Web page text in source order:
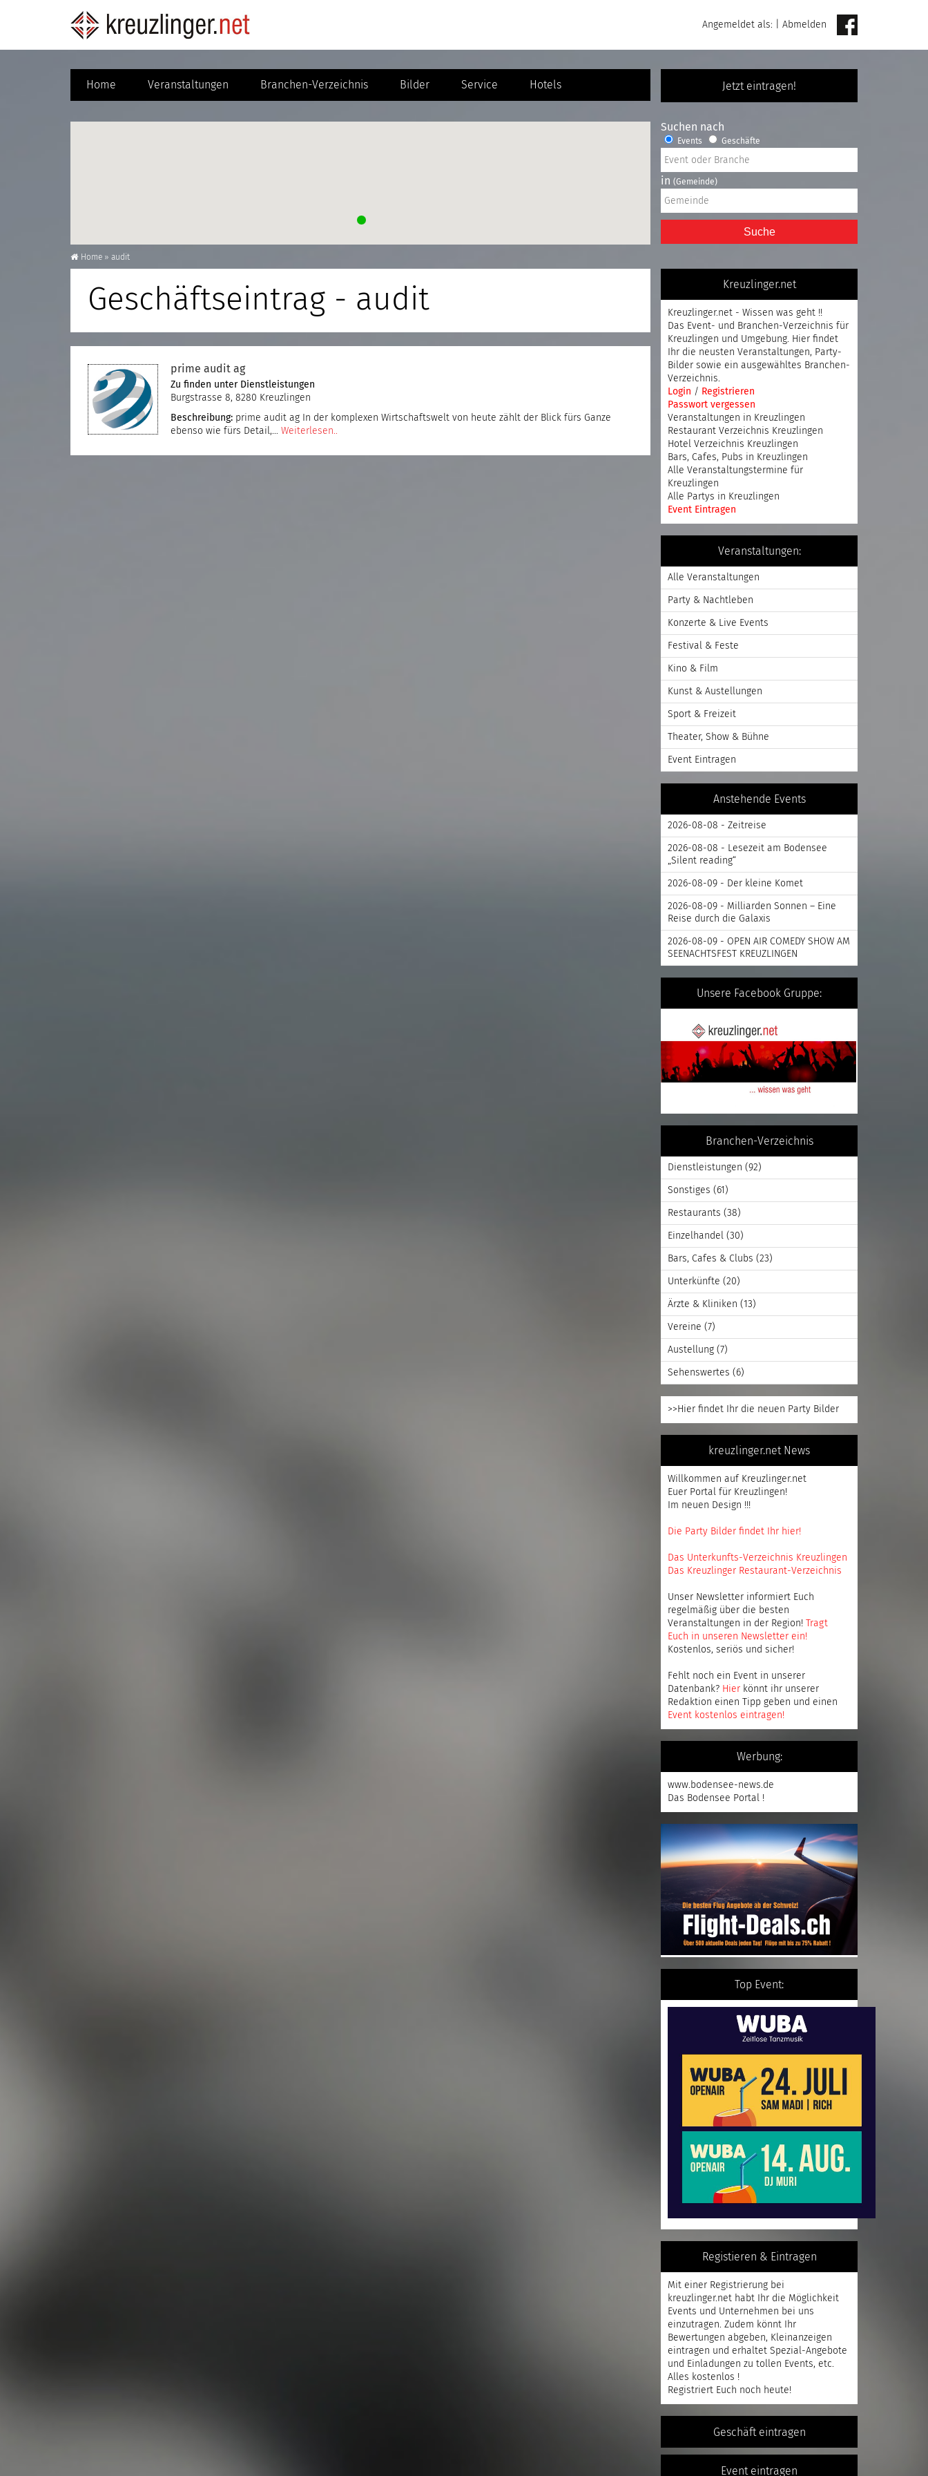
Angemeldet als: Abmelden
Jetzt eintragen!
Home Veranstaltungen Branchen-Verzeichnis Bilder Service Hotels
Home » audit
Geschäftseintrag - audit
prime audit ag
Zu finden unter Dienstleistungen
Burgstrasse 8, 8280 Kreuzlingen
Beschreibung: prime audit ag In der komplexen Wirtschaftswelt von heute zählt der Blick fürs Ganze
ebenso wie fürs Detail,… Weiterlesen..
Suchen nach
Events Geschäfte
in (Gemeinde)
Suche
Kreuzlinger.net
Kreuzlinger.net - Wissen was geht !!
Das Event- und Branchen-Verzeichnis für
Kreuzlingen und Umgebung. Hier findet
Ihr die neusten Veranstaltungen, Party-
Bilder sowie ein ausgewähltes Branchen-
Verzeichnis.
Login / Registrieren
Passwort vergessen
Veranstaltungen in Kreuzlingen
Restaurant Verzeichnis Kreuzlingen
Hotel Verzeichnis Kreuzlingen
Bars, Cafes, Pubs in Kreuzlingen
Alle Veranstaltungstermine für
Kreuzlingen
Alle Partys in Kreuzlingen
Event Eintragen
Veranstaltungen:
Alle Veranstaltungen
Party & Nachtleben
Konzerte & Live Events
Festival & Feste
Kino & Film
Kunst & Austellungen
Sport & Freizeit
Theater, Show & Bühne
Event Eintragen
Anstehende Events
2026-08-08 - Zeitreise
2026-08-08 - Lesezeit am Bodensee
„Silent reading“
2026-08-09 - Der kleine Komet
2026-08-09 - Milliarden Sonnen – Eine
Reise durch die Galaxis
2026-08-09 - OPEN AIR COMEDY SHOW AM
SEENACHTSFEST KREUZLINGEN
Unsere Facebook Gruppe:
Branchen-Verzeichnis
Dienstleistungen (92)
Sonstiges (61)
Restaurants (38)
Einzelhandel (30)
Bars, Cafes & Clubs (23)
Unterkünfte (20)
Ärzte & Kliniken (13)
Vereine (7)
Austellung (7)
Sehenswertes (6)
>>Hier findet Ihr die neuen Party Bilder
kreuzlinger.net News
Willkommen auf Kreuzlinger.net
Euer Portal für Kreuzlingen!
Im neuen Design !!!
Die Party Bilder findet Ihr hier!
Das Unterkunfts-Verzeichnis Kreuzlingen
Das Kreuzlinger Restaurant-Verzeichnis
Unser Newsletter informiert Euch
regelmäßig über die besten
Veranstaltungen in der Region! Tragt
Euch in unseren Newsletter ein!
Kostenlos, seriös und sicher!
Fehlt noch ein Event in unserer
Datenbank? Hier könnt ihr unserer
Redaktion einen Tipp geben und einen
Event kostenlos eintragen!
Werbung:
www.bodensee-news.de
Das Bodensee Portal !
Top Event:
Registieren & Eintragen
Mit einer Registrierung bei
kreuzlinger.net habt Ihr die Möglichkeit
Events und Unternehmen bei uns
einzutragen. Zudem könnt Ihr
Bewertungen abgeben, Kleinanzeigen
eintragen und erhaltet Spezial-Angebote
und Einladungen zu tollen Events, etc.
Alles kostenlos !
Registriert Euch noch heute!
Geschäft eintragen
Event eintragen